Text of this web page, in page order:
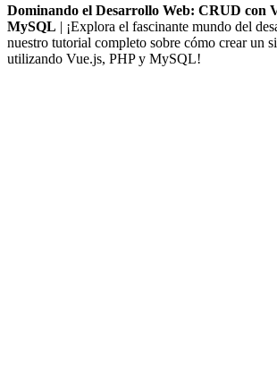
Dominando el Desarrollo Web: CRUD con
MySQL | ¡Explora el fascinante mundo del
nuestro tutorial completo sobre cómo crear un
utilizando Vue.js, PHP y MySQL!